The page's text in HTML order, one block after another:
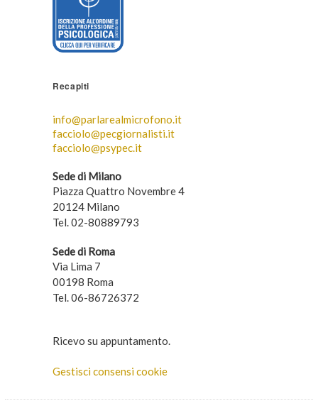
Recapiti
info@parlarealmicrofono.it
facciolo@pecgiornalisti.it
facciolo@psypec.it
Sede di Milano
Piazza Quattro Novembre 4
20124 Milano
Tel. 02-80889793
Sede di Roma
Via Lima 7
00198 Roma
Tel. 06-86726372
Ricevo su appuntamento.
Gestisci consensi cookie